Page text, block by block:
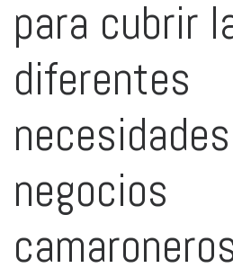
para cubrir
diferentes
negocios